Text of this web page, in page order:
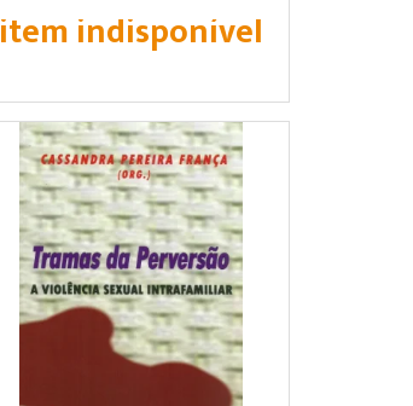
item indisponível